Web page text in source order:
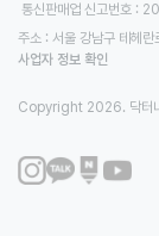
통신판매업 신고번호
주소 : 서울 강남구 테헤
사업자 정보 확인
Copyright 2026. 닥터